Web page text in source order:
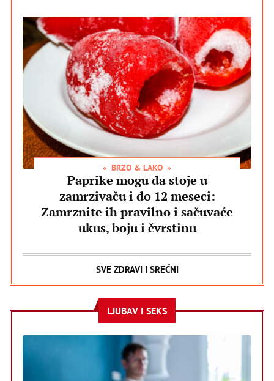
BRZO & LAKO
Paprike mogu da stoje u
zamrzivaču i do 12 meseci:
Zamrznite ih pravilno i sačuvaće
ukus, boju i čvrstinu
SVE ZDRAVI I SREĆNI
LJUBAV I SEKS